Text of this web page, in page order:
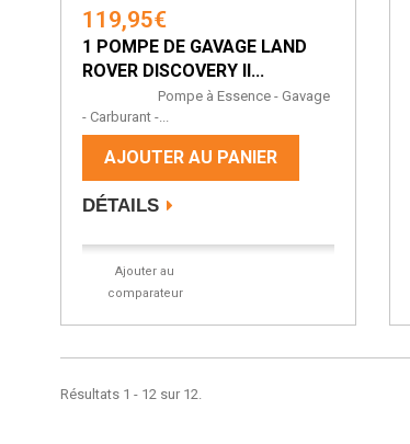
119,95€
1 POMPE DE GAVAGE LAND
ROVER DISCOVERY II...
Pompe à Essence - Gavage
- Carburant -...
AJOUTER AU PANIER
DÉTAILS
Ajouter au
comparateur
Résultats 1 - 12 sur 12.